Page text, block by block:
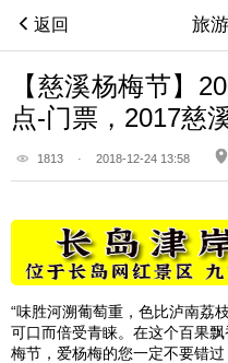
返回 旅游
【慈溪杨梅节】
点-门票，2017慈
1813 · 2018-12-24 13:58
“味胜河溯葡萄重，色比泸南荔枝
可口而倍受青睐。在这个百果
梅节，爱杨梅的您一定不要错过